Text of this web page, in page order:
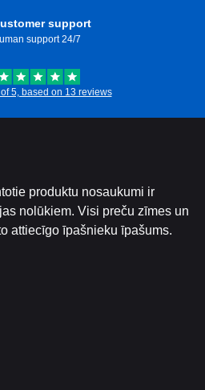
support
support 24/7
5, based on 13 reviews
produktu nosaukumi ir
nolūkiem. Visi preču zīmes un
attiecīgo īpašnieku īpašums.